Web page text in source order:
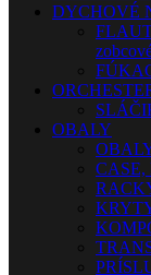
DYCHOVÉ
OBALY
CASE,